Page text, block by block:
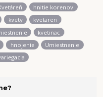
hnitie korenov
kvety
kvetaren
kvetinac
hnojenie
Umiestnenie